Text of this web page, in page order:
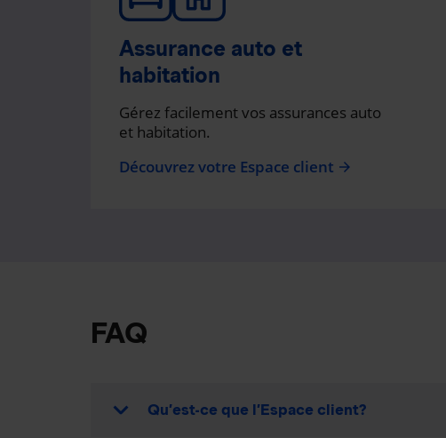
Assurance auto et
habitation
Gérez facilement vos assurances auto
et habitation.
Découvrez votre Espace client arrow_forward
FAQ
Qu’est-ce que l’Espace client?